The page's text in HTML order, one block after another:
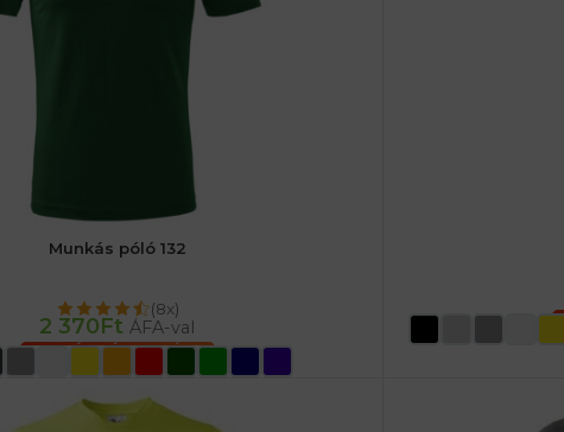
Munkás póló 132
(8x)
2 370Ft ÁFA-val
OPCIÓK VÁLASZTÁSA